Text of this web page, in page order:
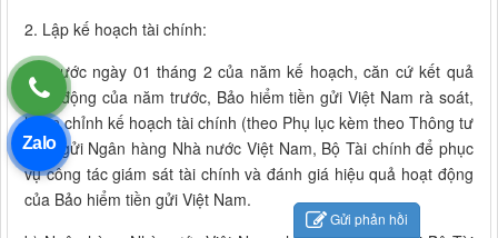
2. Lập kế hoạch tài chính:
a) Trước ngày 01 tháng 2 của năm kế hoạch, căn cứ kết quả
hoạt động của năm trước, Bảo hiểm tiền gửi Việt Nam rà soát,
hoàn chỉnh kế hoạch tài chính (theo Phụ lục kèm theo Thông tư
này) gửi Ngân hàng Nhà nước Việt Nam, Bộ Tài chính để phục
vụ công tác giám sát tài chính và đánh giá hiệu quả hoạt động
của Bảo hiểm tiền gửi Việt Nam.
Gửi phản hồi
Zalo